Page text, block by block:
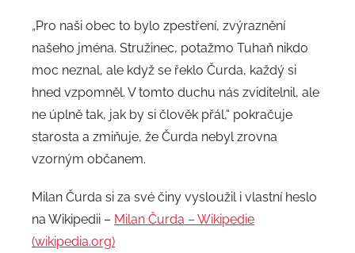
„Pro naši obec to bylo zpestření, zvýraznění
našeho jména. Stružinec, potažmo Tuhaň nikdo
moc neznal, ale když se řeklo Čurda, každý si
hned vzpomněl. V tomto duchu nás zviditelnil, ale
ne úplně tak, jak by si člověk přál,“ pokračuje
starosta a zmiňuje, že Čurda nebyl zrovna
vzorným občanem.
Milan Čurda si za své činy vysloužil i vlastní heslo
na Wikipedii – Milan Čurda – Wikipedie
(wikipedia.org)